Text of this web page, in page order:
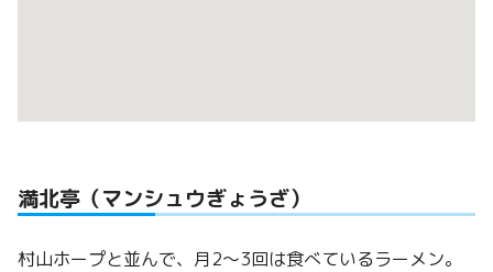
満北亭（マンシュウぎょうざ）
村山ホープと並んで、月2〜3回は食べているラーメン。